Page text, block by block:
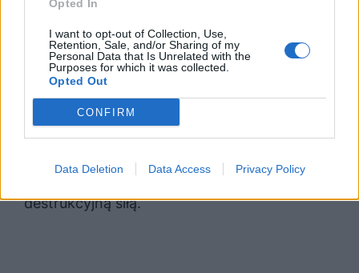
Opted In
I want to opt-out of Collection, Use,
Retention, Sale, and/or Sharing of my
Personal Data that Is Unrelated with the
Purposes for which it was collected.
Opted Out
CONFIRM
Data Deletion Data Access Privacy Policy
Kapuletich. Gdy zakochali się w sobie, nie
mogli tego uczucia realizować. Wiele
nieszczęśliwych splotów okoliczności
ostatecznie doprowadziło do nieszczęśliwej
okazała się dla nich być prawdziwie
destrukcyjną siłą.